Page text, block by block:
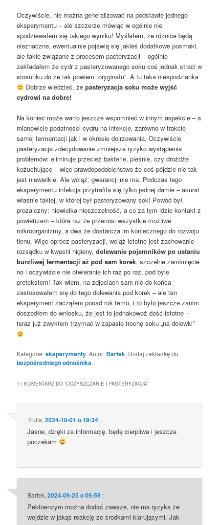
Oczywiście, nie można generalizować na podstawie jednego
eksperymentu – ale szczerze mówiąc w ogólnie nie
spodziewałem się takiego wyniku! Myślałem, że różnice będą
nieznaczne, ewentualnie pojawią się jakieś dodatkowe posmaki,
ale takie związane z procesem pasteryzacji – ogólnie
zakładałem że cydr z pasteryzowanego soku coś jednak straci w
stosunku do że tak powiem „oryginału”. A tu taka niespodzianka
Dobrze wiedzieć, że pasteryzacja soku może wyjść
cydrowi na dobre!
Na koniec może warto jeszcze wspomnieć w innym aspekcie – a
mianowicie podatności cydru na infekcje, zarówno w trakcie
samej fermentacji jak i w okresie dojrzewania. Oczywiście
pasteryzacja zdecydowanie zmniejsza ryzyko wystąpienia
problemów: eliminuje przecież bakterie, pleśnie, czy drożdże
kożuchujące – więc prawdopodobieństwo że coś pójdzie nie tak
jest niewielkie. Ale wciąż: gwarancji nie ma. Podczas tego
eksperymentu infekcja przytrafiła się tylko jednej damie – akurat
właśnie takiej, w której był pasteryzowany sok! Powód był
prozaiczny: niewielka nieszczelność, a co za tym idzie kontakt z
powietrzem – które raz że przenosi wszystkie możliwe
mikroorganizmy, a dwa że dostarcza im koniecznego do rozwoju
tlenu. Więc oprócz pasteryzacji, wciąż istotne jest zachowanie
rozsądku w kwestii higieny,dolewanie pojemników po ustaniu
burzliwej fermentacji aż pod sam korek, szczelne zamknięcie
no i oczywiście nie otwieranie ich raz po raz, pod byle
pretekstem! Tak wiem, na zdjęciach sam nie do końca
zastosowałem się do tego dolewania pod korek – ale ten
eksperyment zacząłem ponad rok temu, i to było jeszcze zanim
doszedłem do wniosku, że jest to jednakowoż dość istotne –
teraz już zwykłem trzymać w zapasie trochę soku „na dolewki”
Kategorie:eksperymenty. Autor: Bartek. Dodaj zakładkę do
bezpośredniego odnośnika.
11 KOMENTARZ DO “OCZYSZCZANIE I PASTERYZACJA”
Trufla,2024-10-01 o 19:34 :
Jasne, dzięki za informację, będę cierpliwa i jeszcze
poczekam
Bartek,2024-09-25 o 09:59 :
Pektoenzym można dodać zawsze, nie ma ryzyka że
wejdzie w jakąś reakcję ze środkami klarującymi. Jak